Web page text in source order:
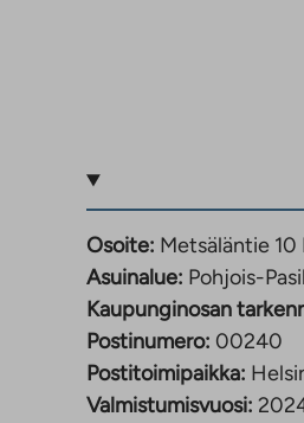
Osoite: Metsäläntie
Asuinalue: Pohjois-
Kaupunginosan
Postinumero: 00240
Postitoimipaikka:
Valmistumisvuosi: